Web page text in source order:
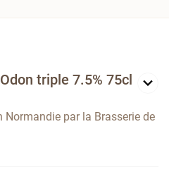
triple 7.5% 75cl
Normandie par la Brasserie de